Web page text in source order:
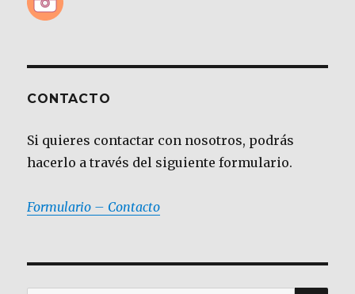
CONTACTO
Si quieres contactar con nosotros, podrás
hacerlo a través del siguiente formulario.
Formulario – Contacto